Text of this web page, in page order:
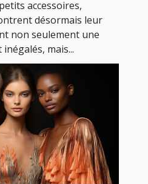
accessoires,
désormais leur
non seulement une
mais...